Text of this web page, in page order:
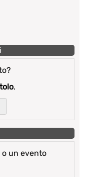
.
un evento